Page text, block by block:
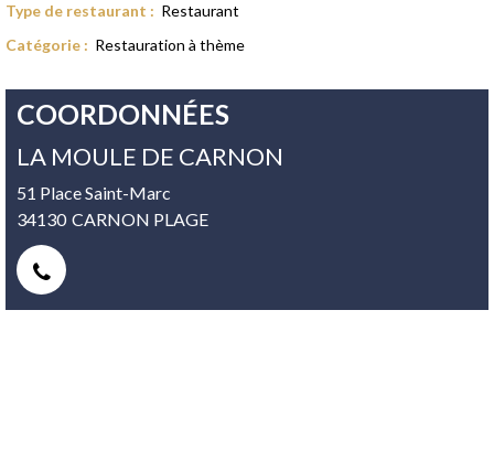
Type de restaurant : Restaurant
Catégorie : Restauration à thème
COORDONNÉES
LA MOULE DE CARNON
51 Place Saint-Marc
34130 CARNON PLAGE